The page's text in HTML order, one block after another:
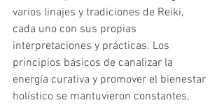
varios linajes y tradiciones de Reiki,
cada uno con sus propias
interpretaciones y prácticas. Los
principios básicos de canalizar la
energía curativa y promover el bienestar
holístico se mantuvieron constantes,